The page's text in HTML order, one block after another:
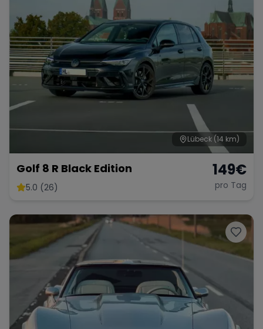
Tesla Chevrolet Dodge
Aston Martin
Bugatti Lotus Maserati
Range Rover
Lübeck (14 km)
Golf 8 R Black Edition
5.0 (26)
149€
pro Tag